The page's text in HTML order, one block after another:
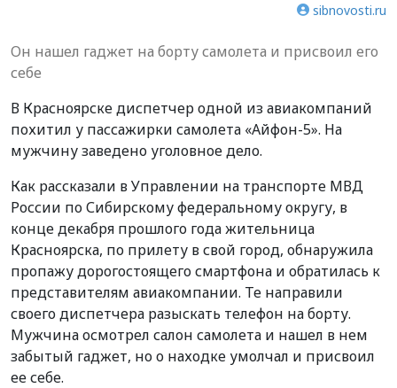
sibnovosti.ru
Он нашел гаджет на борту самолета и присвоил его
себе
В Красноярске диспетчер одной из авиакомпаний
похитил у пассажирки самолета «Айфон-5». На
мужчину заведено уголовное дело.
Как рассказали в Управлении на транспорте МВД
России по Сибирскому федеральному округу, в
конце декабря прошлого года жительница
Красноярска, по прилету в свой город, обнаружила
пропажу дорогостоящего смартфона и обратилась к
представителям авиакомпании. Те направили
своего диспетчера разыскать телефон на борту.
Мужчина осмотрел салон самолета и нашел в нем
забытый гаджет, но о находке умолчал и присвоил
ее себе.